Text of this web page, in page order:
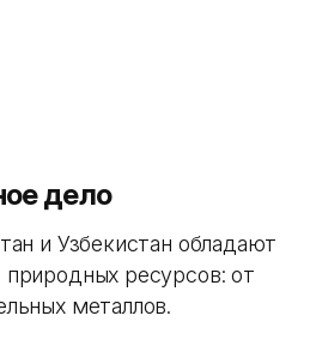
дело
и Узбекистан обладают
ресурсов: от
металлов.